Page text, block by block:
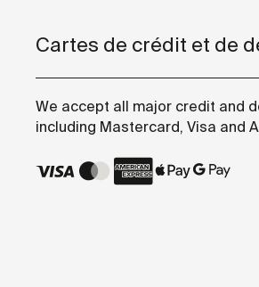
Cartes de crédit et de
We accept all major credit and
including Mastercard, Visa and